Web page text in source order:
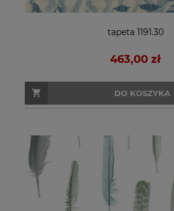
tapeta 1191.30
463,00 zł
DO KOSZYKA